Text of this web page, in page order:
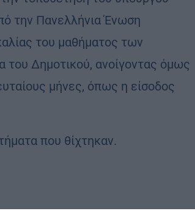
την Πανελλήνια Ένωση
του μαθήματος των
Δημοτικού, ανοίγοντας όμως
μήνες, όπως η είσοδος
που θίχτηκαν.